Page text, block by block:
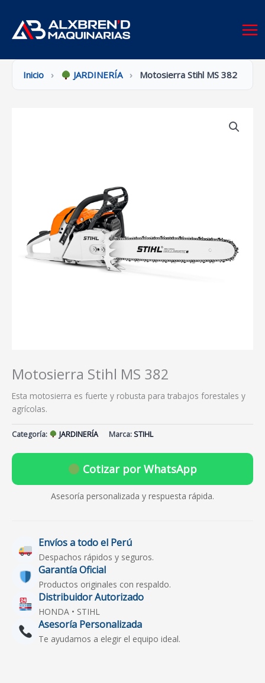
contenido
Inicio › JARDINERÍA › Motosierra Stihl MS 382
Motosierra Stihl MS 382
Esta motosierra es fuerte y robusta para trabajos forestales y
agrícolas.
Categoría: JARDINERÍA Marca:STIHL
Cotizar por WhatsApp
Asesoría personalizada y respuesta rápida.
Envíos a todo el Perú
Despachos rápidos y seguros.
Garantía Oficial
Productos originales con respaldo.
Distribuidor Autorizado
HONDA • STIHL
Asesoría Personalizada
Te ayudamos a elegir el equipo ideal.